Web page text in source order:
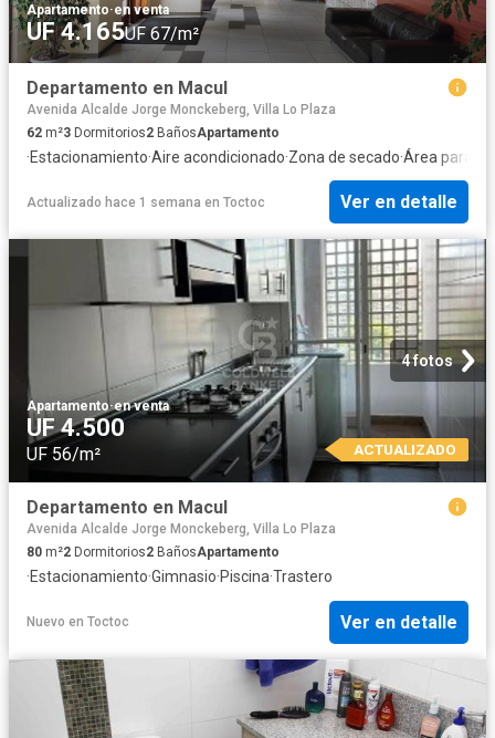
Apartamento·en venta
UF 4.165UF 67/m²
Departamento en Macul
Avenida Alcalde Jorge Monckeberg, Villa Lo Plaza
62 m²3 Dormitorios2 BañosApartamento
·Estacionamiento·Aire acondicionado·Zona de secado·Área para
Actualizado hace 1 semana en Toctoc Ver en detalle
4 fotos
Apartamento·en venta
UF 4.500
UF 56/m² ACTUALIZADO
Departamento en Macul
Avenida Alcalde Jorge Monckeberg, Villa Lo Plaza
80 m²2 Dormitorios2 BañosApartamento
·Estacionamiento·Gimnasio·Piscina·Trastero
Nuevo en Toctoc Ver en detalle